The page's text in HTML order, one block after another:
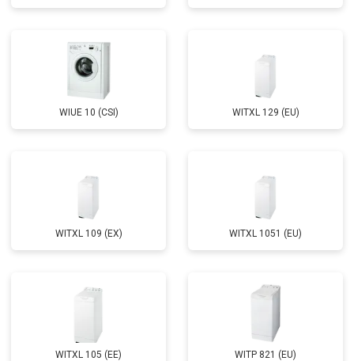
Замена амортизаторов
Замена подшипников от 2800 ₽
Замена мотора от 3800 ₽ Заказать
Замена блока управления Заказать
Замена прессостата от 3350 ₽ Заказать
Замена сливного шланга от 2100 ₽ Заказать
WIUE 10 (CSI) WITXL 129 (EU)
WITXL 109 (EX) WITXL 1051 (EU)
WITXL 105 (EE) WITP 821 (EU)